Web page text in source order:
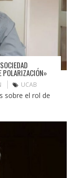
POLARIZACIÓN»
UCAB
sobre el rol de